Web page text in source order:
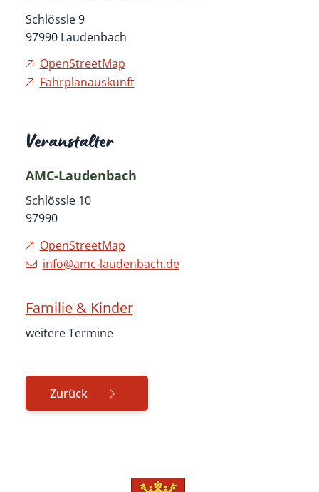
Schlössle 9
97990 Laudenbach
OpenStreetMap
Fahrplanauskunft
Veranstalter
AMC-Laudenbach
Schlössle 10
97990
OpenStreetMap
info@amc-laudenbach.de
Familie & Kinder
weitere Termine
Zurück